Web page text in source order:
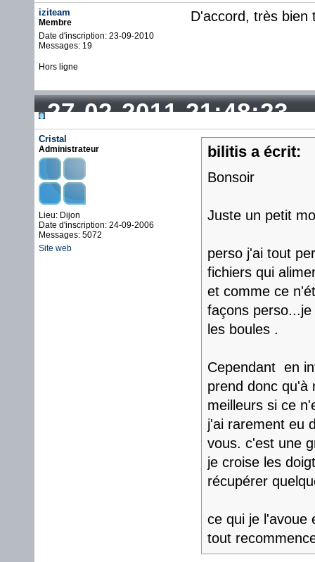
iziteam
Membre
Date d'inscription: 23-09-2010
Messages: 19
D'accord, très
Hors ligne
27-02-2011 21:48:23
Cristal
Administrateur
Lieu: Dijon
Date d'inscription: 24-09-2006
Messages: 5072
Site web
bilitis a écrit:
Bonsoir
Juste un petit
perso j'ai tout
fichiers qui
et comme ce
façons
les boules .
Cependant en
prend donc qu'à
meilleurs si ce
j'ai rarement eu
vous. c'est une
je croise les
récupérer
ce qui je l'avoue
tout